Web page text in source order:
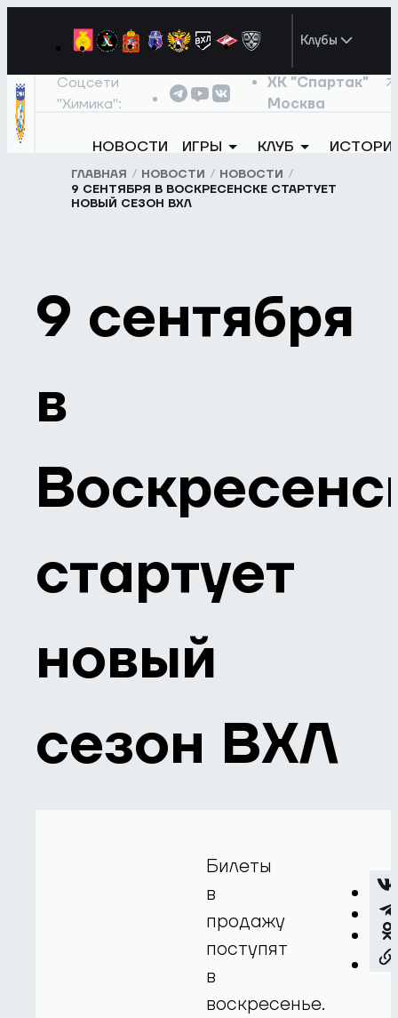
Клубы
Соцсети
"Химика":
ХК "Спартак"
Москва
НОВОСТИ ИГРЫ КЛУБ
ГЛАВНАЯ НОВОСТИ
НОВОСТИ
9 СЕНТЯБРЯ В ВОСКРЕСЕНСКЕ СТАРТУЕТ
НОВЫЙ СЕЗОН ВХЛ
9 сентября
в
стартует
новый
сезон ВХЛ
Билеты
в
продажу
поступят
в
воскресенье.